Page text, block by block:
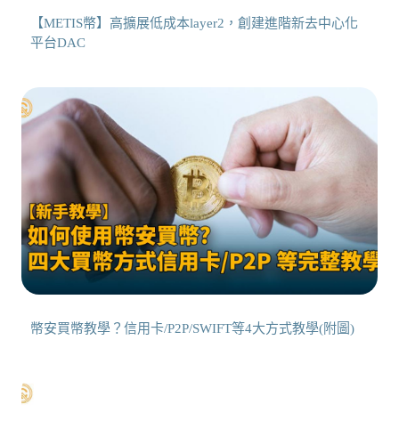
【METIS幣】高擴展低成本layer2，創建進階新去中心化
平台DAC
幣安買幣教學？信用卡/P2P/SWIFT等4大方式教學(附圖)